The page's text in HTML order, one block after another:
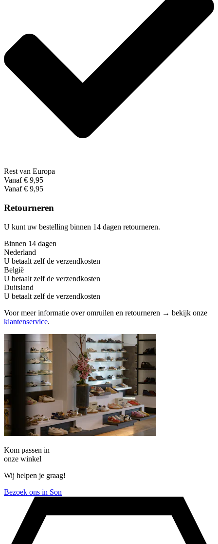
Rest van Europa
Vanaf € 9,95
Vanaf € 9,95
Retourneren
U kunt uw bestelling binnen 14 dagen retourneren.
Binnen 14 dagen
Nederland
U betaalt zelf de verzendkosten
België
U betaalt zelf de verzendkosten
Duitsland
U betaalt zelf de verzendkosten
Voor meer informatie over omruilen en retourneren → bekijk onze
klantenservice.
Kom passen in
onze winkel
Wij helpen je graag!
Bezoek ons in Son